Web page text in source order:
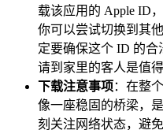
载该应用的 Apple ID
你可以尝试切换到其
定要确保这个 ID 的
请到家里的客人是值
下载注意事项 ：在整
像一座稳固的桥梁，
刻关注网络状态，避